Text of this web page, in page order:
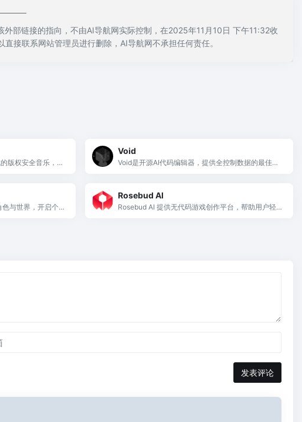
部链接的指向，不由AI导航网实际控制，在2025年11月10日 下午11:32收
接联系网站管理员进行删除，AI导航网不承担任何责任。
版权安全音乐，实
Void
Void是开源AI代码编辑器，提供全控制数据的最佳编
与世界，开启个性
Rosebud AI
Rosebud AI 提供无代码游戏创作平台，帮助用户轻
发表评论